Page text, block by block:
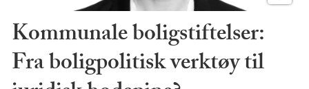
Kommunale boligstiftelser:
Fra boligpolitisk verktøy til